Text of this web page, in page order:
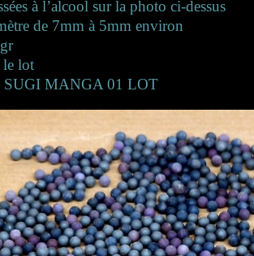
à l’alcool sur la photo ci-dessus
de 7mm à 5mm environ
lot
SUGI MANGA 01 LOT